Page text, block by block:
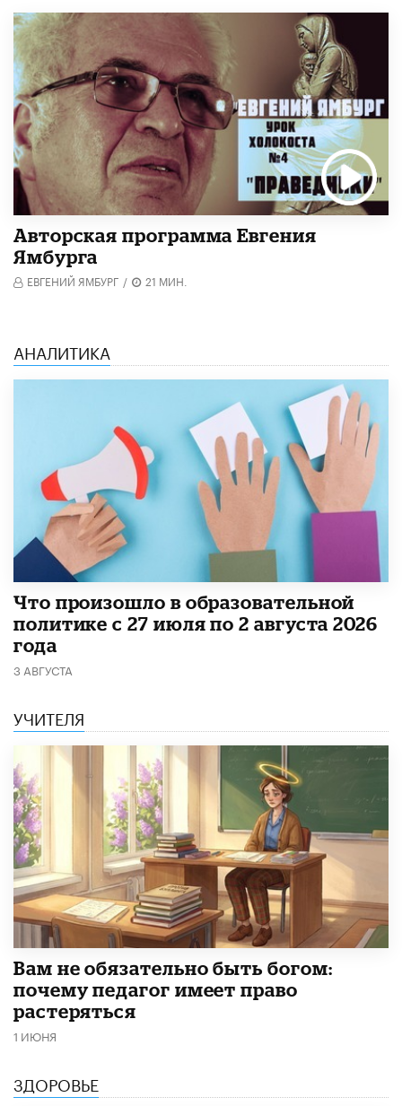
Авторская программа Евгения
Ямбурга
ЕВГЕНИЙ ЯМБУРГ / 21 МИН.
АНАЛИТИКА
​Что произошло в образовательной
политике с 27 июля по 2 августа 2026
года
3 АВГУСТА
УЧИТЕЛЯ
​Вам не обязательно быть богом:
почему педагог имеет право
растеряться
1 ИЮНЯ
ЗДОРОВЬЕ